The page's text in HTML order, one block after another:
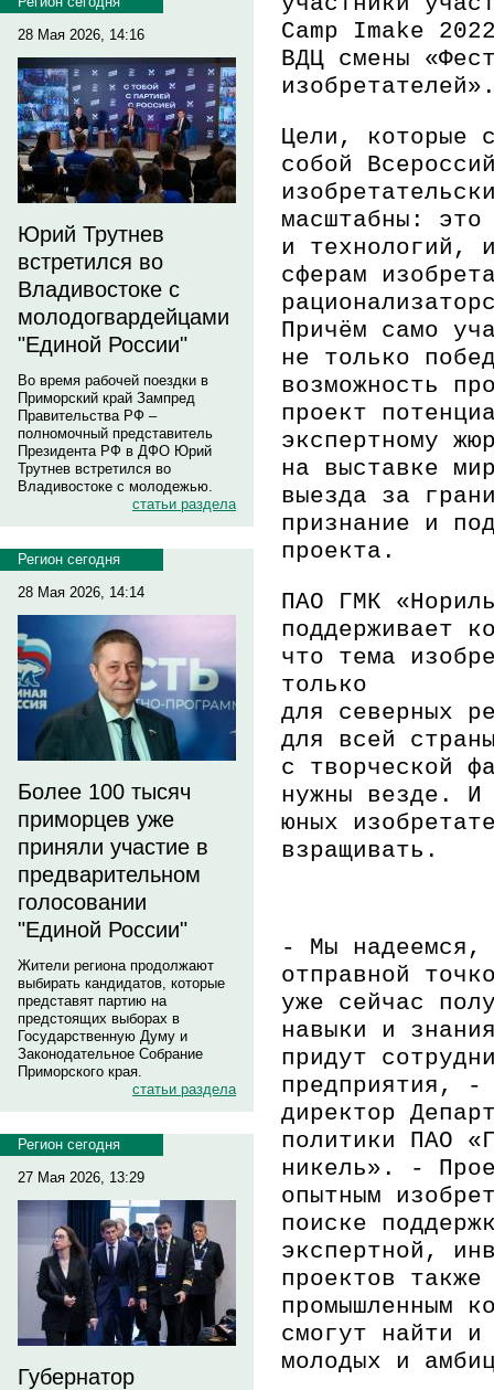
28 Мая 2026, 14:16
Юрий Трутнев
встретился во
Владивостоке с
молодогвардейцами
"Единой России"
Во время рабочей поездки в
Приморский край Зампред
Правительства РФ –
полномочный представитель
Президента РФ в ДФО Юрий
Трутнев встретился во
Владивостоке с молодежью.
статьи раздела
Регион сегодня
28 Мая 2026, 14:14
Более 100 тысяч
приморцев уже
приняли участие в
предварительном
голосовании
"Единой России"
Жители региона продолжают
выбирать кандидатов, которые
представят партию на
предстоящих выборах в
Государственную Думу и
Законодательное Собрание
Приморского края.
статьи раздела
Регион сегодня
27 Мая 2026, 13:29
Губернатор
Camp Imake
ВДЦ смены
Цели, которые
собой
масштабны:
и технологий,
сферам
Причём само
не только
возможность
проект
экспертному
на выставке
выезда за
признание и
проекта.
ПАО ГМК
поддерживает
что тема
только
для северных
для всей
с творческой
нужны везде. И
юных
взращивать.
- Мы надеемся,
отправной
уже сейчас
навыки и
придут
предприятия , -
директор
политики ПАО
никель» . -
опытным
поиске
экспертной,
проектов
промышленным
смогут найти
молодых и